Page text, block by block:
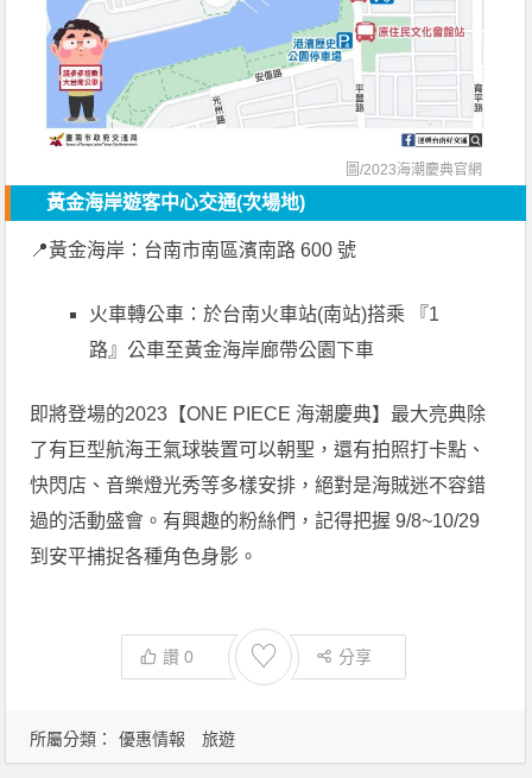
圖/2023海潮慶典官網
黃金海岸遊客中心交通(次場地)
📍黃金海岸：台南市南區濱南路 600 號
火車轉公車：於台南火車站(南站)搭乘 『1
路』公車至黃金海岸廊帶公園下車
即將登場的2023【ONE PIECE 海潮慶典】最大亮典除
了有巨型航海王氣球裝置可以朝聖，還有拍照打卡點、
快閃店、音樂燈光秀等多樣安排，絕對是海賊迷不容錯
過的活動盛會。有興趣的粉絲們，記得把握 9/8~10/29
到安平捕捉各種角色身影。
讚0 ♡ 分享
所屬分類： 優惠情報 旅遊